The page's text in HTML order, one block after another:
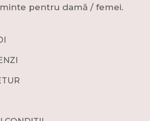
pentru damă / femei.